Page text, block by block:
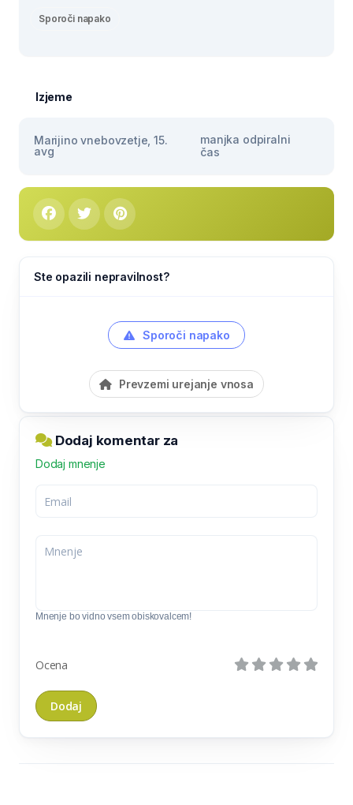
Sporoči napako
Izjeme
Marijino vnebovzetje, 15.
avg
manjka odpiralni
čas
Ste opazili nepravilnost?
Sporoči napako
Prevzemi urejanje vnosa
Dodaj komentar za
Dodaj mnenje
Mnenje bo vidno vsem obiskovalcem!
Ocena